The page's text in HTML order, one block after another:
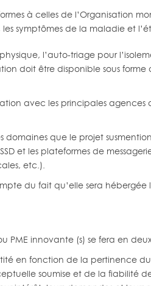
à celles de l’Organisation
symptômes de la maladie et
l’auto-triage pour
doit être disponible sous
avec les principales agences
domaines que le projet
et les plateformes de
etc.).
du fait qu’elle sera hébergée
PME innovante (s) se fera en
en fonction de la pertinence
soumise et de la fiabilité